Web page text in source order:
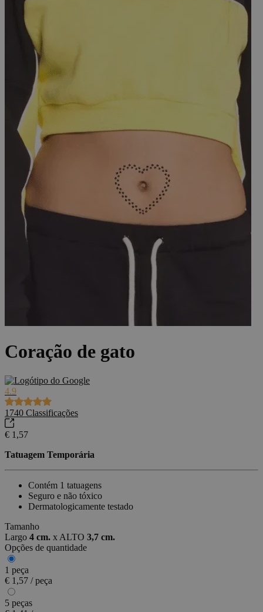
Coração de gato
4.9
1740 Classificações
€ 1,57
Tatuagem Temporária
Contém 1 tatuagens
Seguro e não tóxico
Dermatologicamente testado
Tamanho
Largo 4 cm. x ALTO 3,7 cm.
Opções de quantidade
1 peça
€ 1,57 / peça
5 peças